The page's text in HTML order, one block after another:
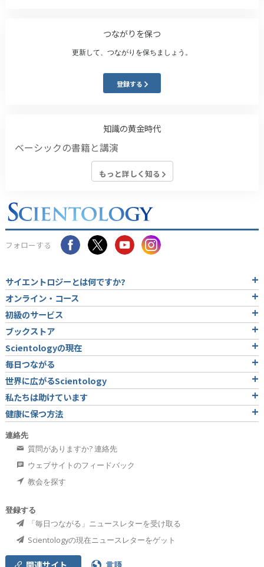
つながりを保つ
更新して、つながりを保ちましょう。
登録する
知識の黄金時代
ベーシックの書籍と講演
もっと詳しく知る
フォローする
サイエントロジーとは何ですか?
オンライン・コース
初級のサービス
ブックストア
Scientologyの現在
毎日つながる
世界に広がるScientology
私たちは助けています
健康に保つ方法
連絡先
質問がありますか? 連絡先
ウェブサイトのフィードバック
教会を探す
登録する
「毎日つながる」ニュースレターを受け取る
Scientologyの現在ニュースレターをゲット
関連サイト 言語